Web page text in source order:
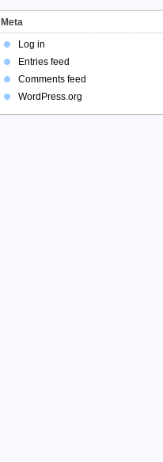
Meta
Log in
Entries feed
Comments feed
WordPress.org